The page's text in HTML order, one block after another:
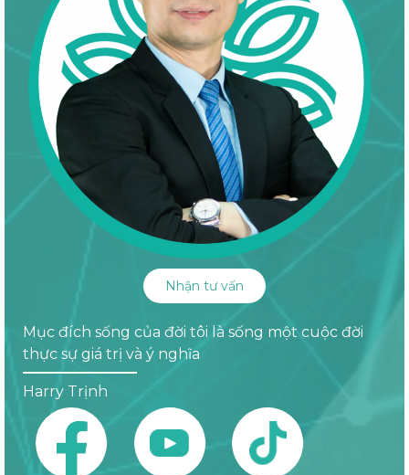
Nhận tư vấn
Mục đích sống của đời tôi là sống một cuộc đời
thực sự giá trị và ý nghĩa
Harry Trịnh